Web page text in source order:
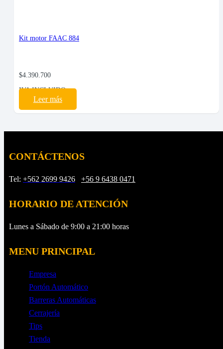
Kit motor FAAC 884
$4.390.700
IVA INCLUIDO
Leer más
CONTÁCTENOS
Tel: +562 2699 9426 +56 9 6438 0471
HORARIO DE ATENCIÓN
Lunes a Sábado de 9:00 a 21:00 horas
MENU PRINCIPAL
Empresa
Portón Automático
Barreras Automáticas
Cerrajería
Tips
Tienda